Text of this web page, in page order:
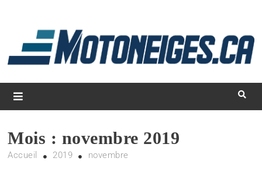
Magazine Motoneiges.ca
Mois : novembre 2019
Accueil 2019 novembre